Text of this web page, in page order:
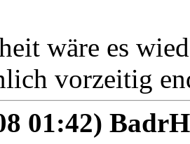
wäre es
vorzeitig
01:42)